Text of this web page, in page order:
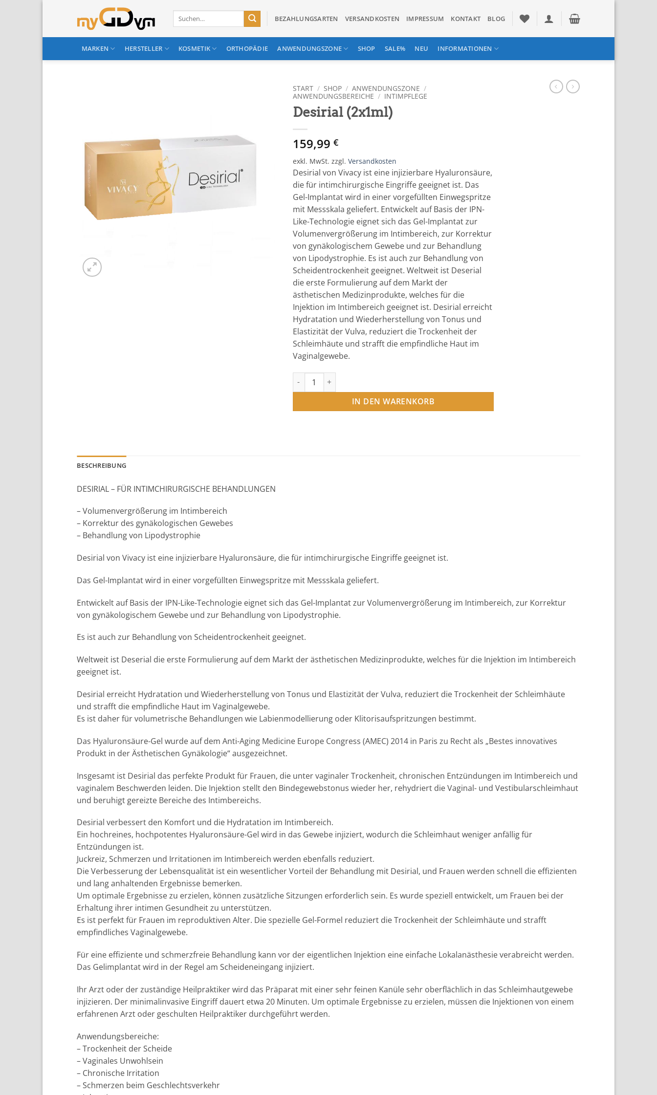
Suchen
BEZAHLUNGSARTEN VERSANDKOSTEN IMPRESSUM KONTAKT BLOG
MARKEN HERSTELLER KOSMETIK ORTHOPÄDIE ANWENDUNGSZONE SHOP SALE% NEU INFORMATIONEN
START / SHOP / ANWENDUNGSZONE /
ANWENDUNGSBEREICHE / INTIMPFLEGE
Desirial (2x1ml)
159,99 €
exkl. MwSt. zzgl. Versandkosten
Desirial von Vivacy ist eine injizierbare Hyaluronsäure,
die für intimchirurgische Eingriffe geeignet ist. Das
Gel-Implantat wird in einer vorgefüllten Einwegspritze
mit Messskala geliefert. Entwickelt auf Basis der IPN-
Like-Technologie eignet sich das Gel-Implantat zur
Volumenvergrößerung im Intimbereich, zur Korrektur
von gynäkologischem Gewebe und zur Behandlung
von Lipodystrophie. Es ist auch zur Behandlung von
Scheidentrockenheit geeignet. Weltweit ist Deserial
die erste Formulierung auf dem Markt der
ästhetischen Medizinprodukte, welches für die
Injektion im Intimbereich geeignet ist. Desirial erreicht
Hydratation und Wiederherstellung von Tonus und
Elastizität der Vulva, reduziert die Trockenheit der
Schleimhäute und strafft die empfindliche Haut im
Vaginalgewebe.
Desirial (2x1ml) Menge
IN DEN WARENKORB
BESCHREIBUNG
DESIRIAL – FÜR INTIMCHIRURGISCHE BEHANDLUNGEN
– Volumenvergrößerung im Intimbereich
– Korrektur des gynäkologischen Gewebes
– Behandlung von Lipodystrophie
Desirial von Vivacy ist eine injizierbare Hyaluronsäure, die für intimchirurgische Eingriffe geeignet ist.
Das Gel-Implantat wird in einer vorgefüllten Einwegspritze mit Messskala geliefert.
Entwickelt auf Basis der IPN-Like-Technologie eignet sich das Gel-Implantat zur Volumenvergrößerung im Intimbereich, zur Korrektur
von gynäkologischem Gewebe und zur Behandlung von Lipodystrophie.
Es ist auch zur Behandlung von Scheidentrockenheit geeignet.
Weltweit ist Deserial die erste Formulierung auf dem Markt der ästhetischen Medizinprodukte, welches für die Injektion im Intimbereich
geeignet ist.
Desirial erreicht Hydratation und Wiederherstellung von Tonus und Elastizität der Vulva, reduziert die Trockenheit der Schleimhäute
und strafft die empfindliche Haut im Vaginalgewebe.
Es ist daher für volumetrische Behandlungen wie Labienmodellierung oder Klitorisaufspritzungen bestimmt.
Das Hyaluronsäure-Gel wurde auf dem Anti-Aging Medicine Europe Congress (AMEC) 2014 in Paris zu Recht als „Bestes innovatives
Produkt in der Ästhetischen Gynäkologie“ ausgezeichnet.
Insgesamt ist Desirial das perfekte Produkt für Frauen, die unter vaginaler Trockenheit, chronischen Entzündungen im Intimbereich und
vaginalem Beschwerden leiden. Die Injektion stellt den Bindegewebstonus wieder her, rehydriert die Vaginal- und Vestibularschleimhaut
und beruhigt gereizte Bereiche des Intimbereichs.
Desirial verbessert den Komfort und die Hydratation im Intimbereich.
Ein hochreines, hochpotentes Hyaluronsäure-Gel wird in das Gewebe injiziert, wodurch die Schleimhaut weniger anfällig für
Entzündungen ist.
Juckreiz, Schmerzen und Irritationen im Intimbereich werden ebenfalls reduziert.
Die Verbesserung der Lebensqualität ist ein wesentlicher Vorteil der Behandlung mit Desirial, und Frauen werden schnell die effizienten
und lang anhaltenden Ergebnisse bemerken.
Um optimale Ergebnisse zu erzielen, können zusätzliche Sitzungen erforderlich sein. Es wurde speziell entwickelt, um Frauen bei der
Erhaltung ihrer intimen Gesundheit zu unterstützen.
Es ist perfekt für Frauen im reproduktiven Alter. Die spezielle Gel-Formel reduziert die Trockenheit der Schleimhäute und strafft
empfindliches Vaginalgewebe.
Für eine effiziente und schmerzfreie Behandlung kann vor der eigentlichen Injektion eine einfache Lokalanästhesie verabreicht werden.
Das Gelimplantat wird in der Regel am Scheideneingang injiziert.
Ihr Arzt oder der zuständige Heilpraktiker wird das Präparat mit einer sehr feinen Kanüle sehr oberflächlich in das Schleimhautgewebe
injizieren. Der minimalinvasive Eingriff dauert etwa 20 Minuten. Um optimale Ergebnisse zu erzielen, müssen die Injektionen von einem
erfahrenen Arzt oder geschulten Heilpraktiker durchgeführt werden.
Anwendungsbereiche:
– Trockenheit der Scheide
– Vaginales Unwohlsein
– Chronische Irritation
– Schmerzen beim Geschlechtsverkehr